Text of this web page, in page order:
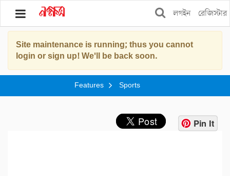
ব্লগ
লগইন রেজিস্টার
Site maintenance is running; thus you cannot
login or sign up! We'll be back soon.
Features Sports
Pin It